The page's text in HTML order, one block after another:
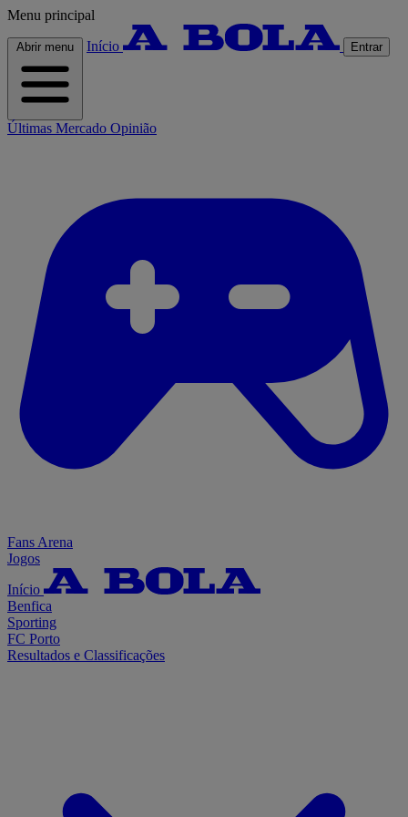
Menu principal
Abrir menu Início Entrar
Últimas Mercado Opinião
Fans Arena
Jogos
Início
Benfica
Sporting
FC Porto
Resultados e Classificações